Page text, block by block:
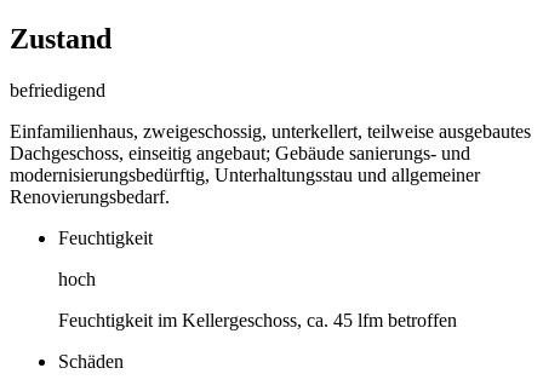
Zustand
befriedigend
Einfamilienhaus, zweigeschossig, unterkellert, teilweise ausgebautes
Dachgeschoss, einseitig angebaut; Gebäude sanierungs- und
modernisierungsbedürftig, Unterhaltungsstau und allgemeiner
Renovierungsbedarf.
Feuchtigkeit
hoch
Feuchtigkeit im Kellergeschoss, ca. 45 lfm betroffen
Schäden